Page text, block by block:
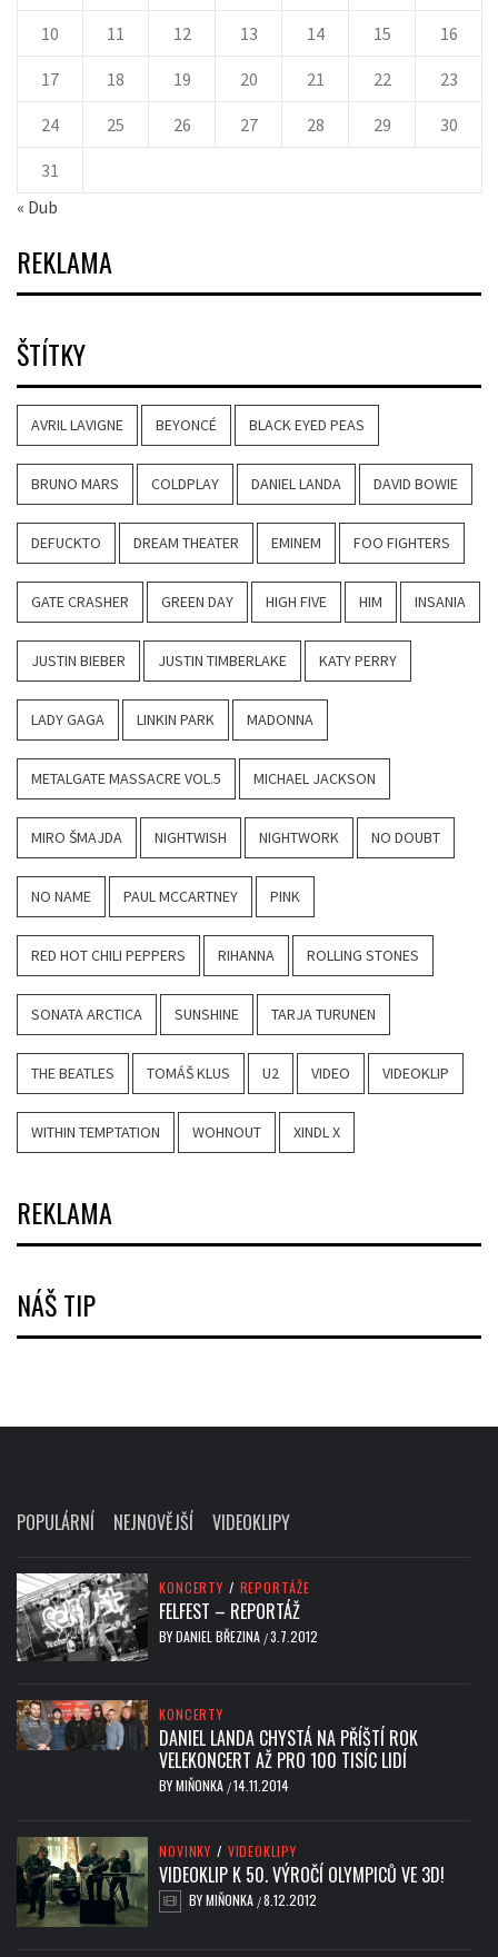
10 11 12 13 14 15 16
17 18 19 20 21 22 23
24 25 26 27 28 29 30
31
« Dub
REKLAMA
ŠTÍTKY
AVRIL LAVIGNE BEYONCÉ BLACK EYED PEAS
BRUNO MARS COLDPLAY DANIEL LANDA DAVID BOWIE
DEFUCKTO DREAM THEATER EMINEM FOO FIGHTERS
GATE CRASHER GREEN DAY HIGH FIVE HIM INSANIA
JUSTIN BIEBER JUSTIN TIMBERLAKE KATY PERRY
LADY GAGA LINKIN PARK MADONNA
METALGATE MASSACRE VOL.5 MICHAEL JACKSON
MIRO ŠMAJDA NIGHTWISH NIGHTWORK NO DOUBT
NO NAME PAUL MCCARTNEY PINK
RED HOT CHILI PEPPERS RIHANNA ROLLING STONES
SONATA ARCTICA SUNSHINE TARJA TURUNEN
THE BEATLES TOMÁŠ KLUS U2 VIDEO VIDEOKLIP
WITHIN TEMPTATION WOHNOUT XINDL X
REKLAMA
NÁŠ TIP
POPULÁRNÍ NEJNOVĚJŠÍ VIDEOKLIPY
KONCERTY / REPORTÁŽE
FELFEST – REPORTÁŽ
BYDANIEL BŘEZINA /3.7.2012
KONCERTY
DANIEL LANDA CHYSTÁ NA PŘÍŠTÍ ROK
VELEKONCERT AŽ PRO 100 TISÍC LIDÍ
BYMIŇONKA /14.11.2014
NOVINKY / VIDEOKLIPY
VIDEOKLIP K 50. VÝROČÍ OLYMPICŮ VE 3D!
BYMIŇONKA /8.12.2012